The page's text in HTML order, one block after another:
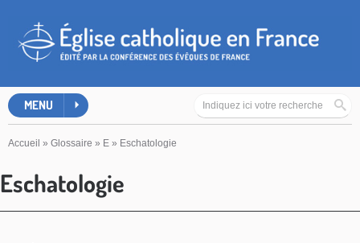
MENU
Accueil » Glossaire » E » Eschatologie
Eschatologie